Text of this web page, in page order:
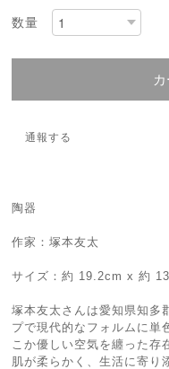
数量
通報する
陶器
作家：塚本友太
サイズ：約 19.2cm x 約
塚本友太さんは愛知県知多
プで現代的なフォルムに単
こか優しい空気を纏った存
肌が柔らかく、生活に寄り